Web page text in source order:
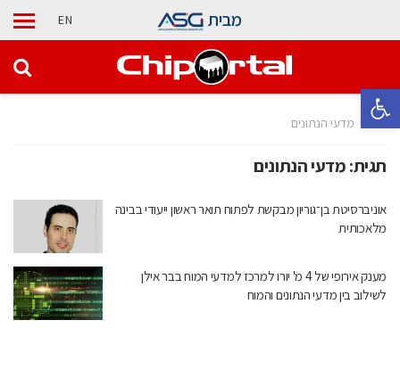
פתח סרגל נגישות
מבית EN
בית מדעי הנתונים
תגית:מדעי הנתונים
אוניברסיטת בן־גוריון מבקשת לפתוח תואר ראשון ייעודי בבינה
מלאכותית
מענק אירופי של 4 מ' יורו למרכז למדעי המוח בבר אילן
לשילוב בין מדעי הנתונים והמוח